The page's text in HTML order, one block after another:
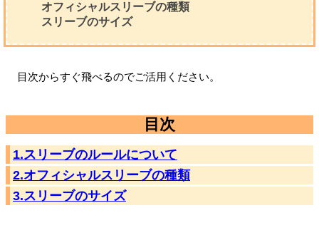
オフィシャルスリーブの種類
スリーブのサイズ
目次からすぐ飛べるのでご活用ください。
目次
1.スリーブのルールについて
2.オフィシャルスリーブの種類
3.スリーブのサイズ